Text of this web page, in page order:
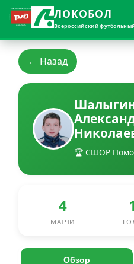
ЛОКОБОЛ
Всероссийский
← Назад
🏆 СШОР
4
МАТЧИ
1
Обзор